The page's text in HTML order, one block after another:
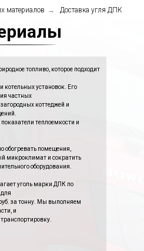
материалов → Доставка угля ДПК
топливо, которое подходит
котельных установок. Его
частных
коттеджей и
теплоемкости и
обогревать помещения,
микроклимат и сократить
оборудования.
уголь марки ДПК по
за тонну. Мы выполняем
и